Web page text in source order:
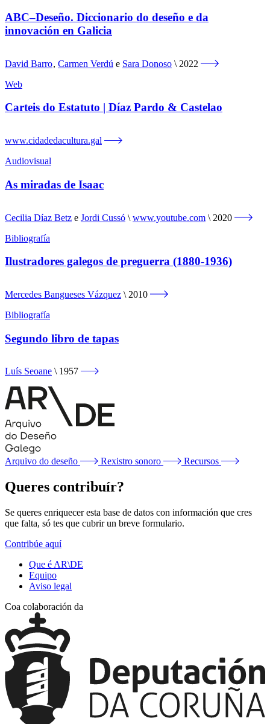
ABC–Deseño. Diccionario do deseño e da
innovación en Galicia
David Barro, Carmen Verdú e Sara Donoso
2022
Web
Carteis do Estatuto | Díaz Pardo & Castelao
www.cidadedacultura.gal
Audiovisual
As miradas de Isaac
Cecilia Díaz Betz e Jordi Cussó www.youtube.com
2020
Bibliografía
Ilustradores galegos de preguerra (1880-1936)
Mercedes Bangueses Vázquez
2010
Bibliografía
Segundo libro de tapas
Luís Seoane 1957
Arquivo do deseño Rexistro sonoro Recursos
Queres contribuír?
Se queres enriquecer esta base de datos con información que cres
que falta, só tes que cubrir un breve formulario.
Contribúe aquí
Que é AR\DE
Equipo
Aviso legal
Coa colaboración da